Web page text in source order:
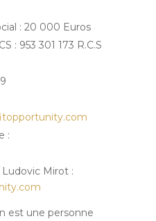
: 20 000 Euros
: 953 301 173 R.C.S
:
Mirot :
est une personne